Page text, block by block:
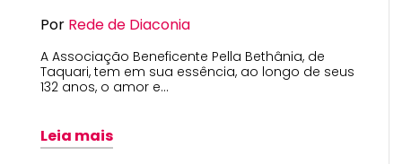
Por Rede de Diaconia
A Associação Beneficente Pella Bethânia, de
Taquari, tem em sua essência, ao longo de seus
132 anos, o amor e…
Leia mais